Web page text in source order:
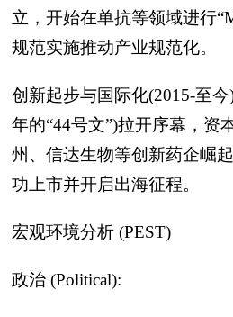
立，开始在单抗等领域进行
规范实施推动产业规范化。
创新起步与国际化(2015-至
年的“44号文”)拉开序幕，资
州、信达生物等创新药企崛
功上市并开启出海征程。
宏观环境分析 (PEST)
政治 (Political):